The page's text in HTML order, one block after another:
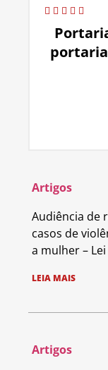
Artigos
Audiência de
casos de
a mulher –
LEIA MAIS
Artigos